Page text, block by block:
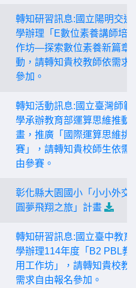
轉知研習訊息:國立陽明交通
學辦理「E數位素養講師培
作坊—探索數位素養新篇章
動，請轉知貴校教師依需求
參加。
轉知活動訊息:國立臺灣師範
學承辦教育部運算思維推動
畫，推廣「國際運算思維挑
賽」，請轉知貴校師生依需
由參賽。
彰化縣大園國小「小小外交
圓夢飛翔之旅」計畫
轉知研習訊息:國立臺中教育
學辦理114年度「B2 PBL教
用工作坊」，請轉知貴校教
需求自由報名參加。